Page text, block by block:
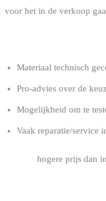
voor het in de verkoop
Materiaal technisch
Pro-advies over de
Mogelijkheid om te
Vaak reparatie/service
hogere prijs dan